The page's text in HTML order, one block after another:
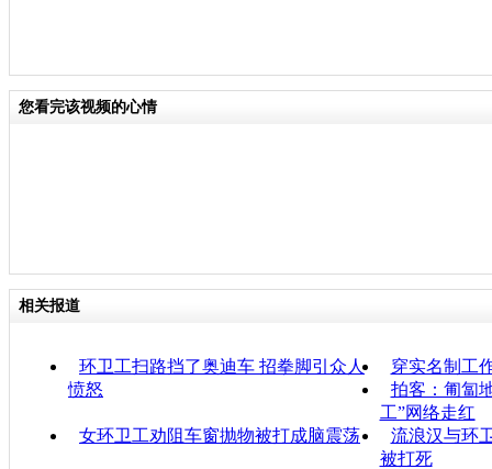
您看完该视频的心情
相关报道
环卫工扫路挡了奥迪车 招拳脚引众人
愤怒
穿实名制工
拍客：匍匐
工”网络走红
女环卫工劝阻车窗抛物被打成脑震荡
流浪汉与环
被打死